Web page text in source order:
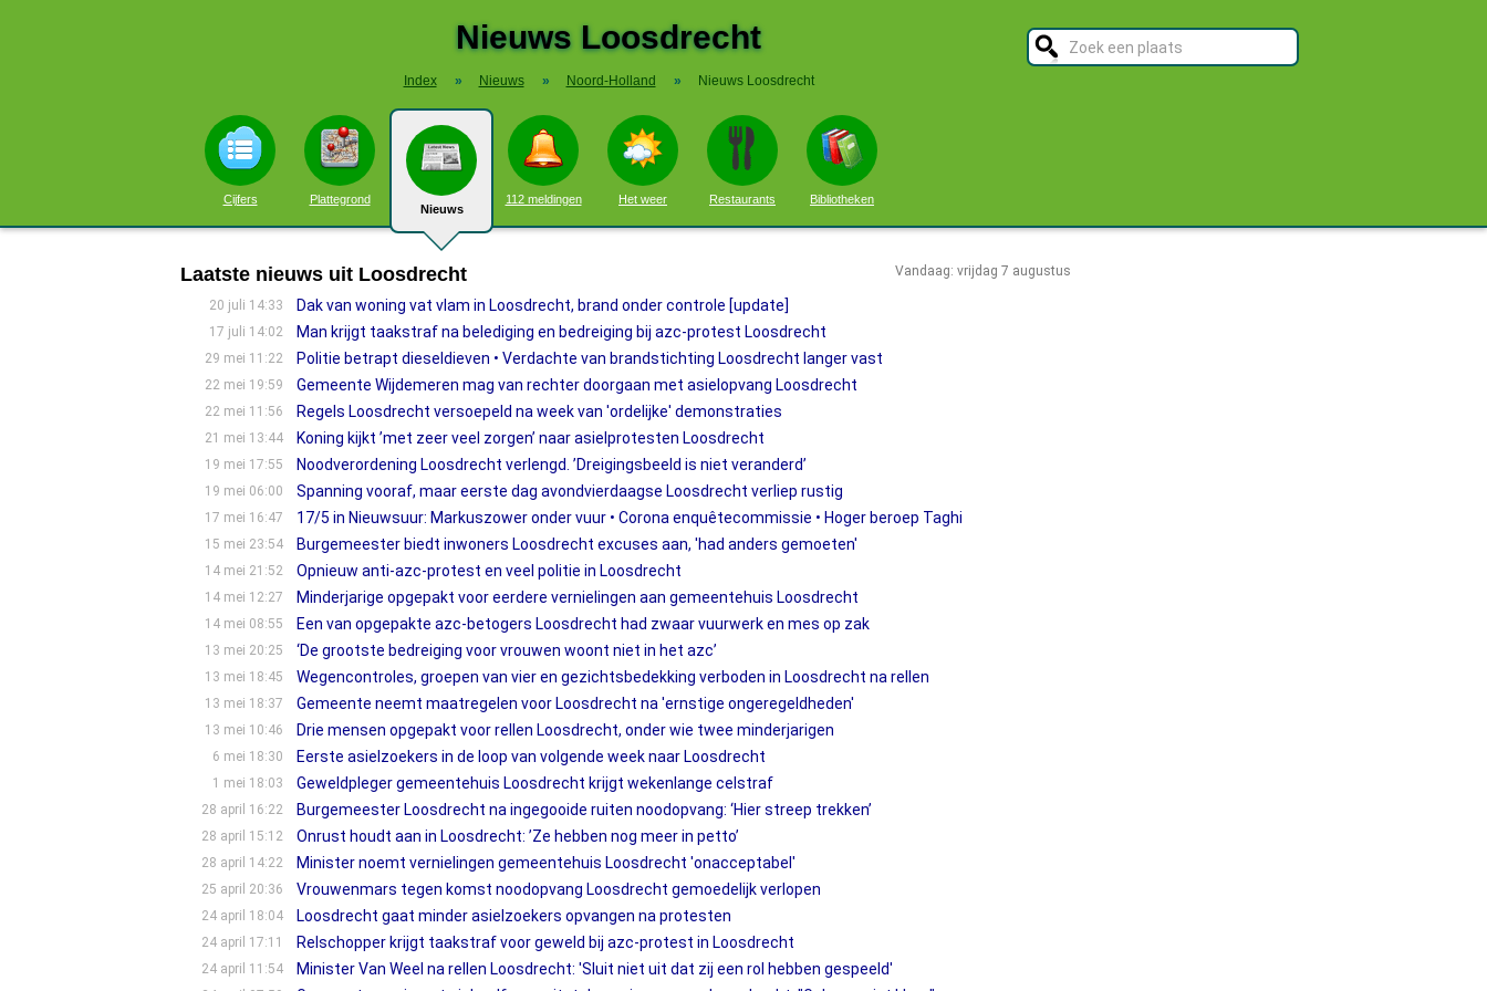
Nieuws Loosdrecht
Index » Nieuws » Noord-Holland » Nieuws Loosdrecht
Cijfers Plattegrond
Nieuws
112 meldingen Het weer Restaurants Bibliotheken
Vandaag: vrijdag 7 augustus
Laatste nieuws uit Loosdrecht
20 juli 14:33 Dak van woning vat vlam in Loosdrecht, brand onder controle [update]
17 juli 14:02 Man krijgt taakstraf na belediging en bedreiging bij azc-protest Loosdrecht
29 mei 11:22 Politie betrapt dieseldieven • Verdachte van brandstichting Loosdrecht langer vast
22 mei 19:59 Gemeente Wijdemeren mag van rechter doorgaan met asielopvang Loosdrecht
22 mei 11:56 Regels Loosdrecht versoepeld na week van 'ordelijke' demonstraties
21 mei 13:44 Koning kijkt ’met zeer veel zorgen’ naar asielprotesten Loosdrecht
19 mei 17:55 Noodverordening Loosdrecht verlengd. ’Dreigingsbeeld is niet veranderd’
19 mei 06:00 Spanning vooraf, maar eerste dag avondvierdaagse Loosdrecht verliep rustig
17 mei 16:47 17/5 in Nieuwsuur: Markuszower onder vuur • Corona enquêtecommissie • Hoger beroep Taghi
15 mei 23:54 Burgemeester biedt inwoners Loosdrecht excuses aan, 'had anders gemoeten'
14 mei 21:52 Opnieuw anti-azc-protest en veel politie in Loosdrecht
14 mei 12:27 Minderjarige opgepakt voor eerdere vernielingen aan gemeentehuis Loosdrecht
14 mei 08:55 Een van opgepakte azc-betogers Loosdrecht had zwaar vuurwerk en mes op zak
13 mei 20:25 ‘De grootste bedreiging voor vrouwen woont niet in het azc’
13 mei 18:45 Wegencontroles, groepen van vier en gezichtsbedekking verboden in Loosdrecht na rellen
13 mei 18:37 Gemeente neemt maatregelen voor Loosdrecht na 'ernstige ongeregeldheden'
13 mei 10:46 Drie mensen opgepakt voor rellen Loosdrecht, onder wie twee minderjarigen
6 mei 18:30 Eerste asielzoekers in de loop van volgende week naar Loosdrecht
1 mei 18:03 Geweldpleger gemeentehuis Loosdrecht krijgt wekenlange celstraf
28 april 16:22 Burgemeester Loosdrecht na ingegooide ruiten noodopvang: ‘Hier streep trekken’
28 april 15:12 Onrust houdt aan in Loosdrecht: ’Ze hebben nog meer in petto’
28 april 14:22 Minister noemt vernielingen gemeentehuis Loosdrecht 'onacceptabel'
25 april 20:36 Vrouwenmars tegen komst noodopvang Loosdrecht gemoedelijk verlopen
24 april 18:04 Loosdrecht gaat minder asielzoekers opvangen na protesten
24 april 17:11 Relschopper krijgt taakstraf voor geweld bij azc-protest in Loosdrecht
24 april 11:54 Minister Van Weel na rellen Loosdrecht: 'Sluit niet uit dat zij een rol hebben gespeeld'